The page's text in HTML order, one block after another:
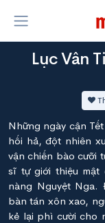
Lục Vân
Những ngày cận
hối hả, đột nhiên
vận chiến bào cưỡi
sĩ tự giới thiệu mật
nàng Nguyệt Nga.
bàn tán xôn xao,
kẻ lại phì cười cho